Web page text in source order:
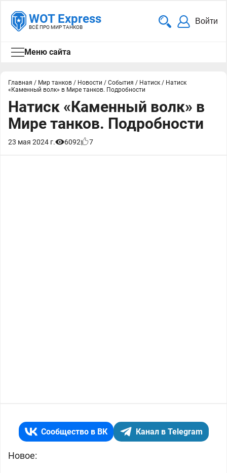
WOT Express
ВСЁ ПРО МИР ТАНКОВ
Войти
Меню сайта
Главная / Мир танков / Новости / События / Натиск / Натиск
«Каменный волк» в Мире танков. Подробности
Натиск «Каменный волк» в
Мире танков. Подробности
23 мая 2024 г. 6092 7
Сообщество в ВК Канал в Telegram
Новое: